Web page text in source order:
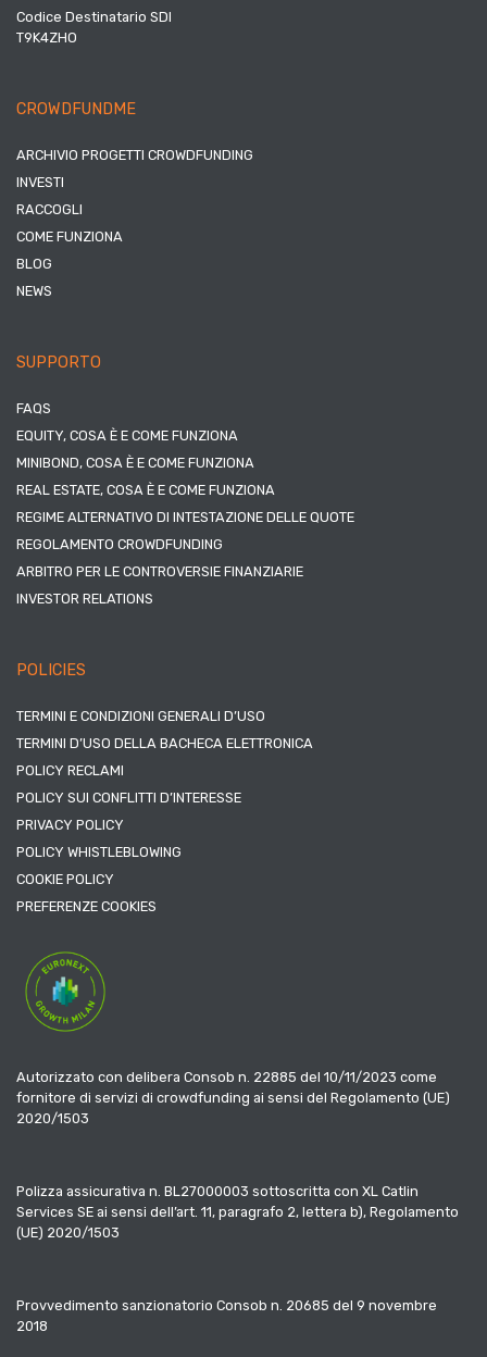
Codice Destinatario SDI
T9K4ZHO
CROWDFUNDME
ARCHIVIO PROGETTI CROWDFUNDING
INVESTI
RACCOGLI
COME FUNZIONA
BLOG
NEWS
SUPPORTO
FAQS
EQUITY, COSA È E COME FUNZIONA
MINIBOND, COSA È E COME FUNZIONA
REAL ESTATE, COSA È E COME FUNZIONA
REGIME ALTERNATIVO DI INTESTAZIONE DELLE QUOTE
REGOLAMENTO CROWDFUNDING
ARBITRO PER LE CONTROVERSIE FINANZIARIE
INVESTOR RELATIONS
POLICIES
TERMINI E CONDIZIONI GENERALI D’USO
TERMINI D’USO DELLA BACHECA ELETTRONICA
POLICY RECLAMI
POLICY SUI CONFLITTI D’INTERESSE
PRIVACY POLICY
POLICY WHISTLEBLOWING
COOKIE POLICY
PREFERENZE COOKIES
Autorizzato con delibera Consob n. 22885 del 10/11/2023 come
fornitore di servizi di crowdfunding ai sensi del Regolamento (UE)
2020/1503
Polizza assicurativa n. BL27000003 sottoscritta con XL Catlin
Services SE ai sensi dell’art. 11, paragrafo 2, lettera b), Regolamento
(UE) 2020/1503
Provvedimento sanzionatorio Consob n. 20685 del 9 novembre
2018